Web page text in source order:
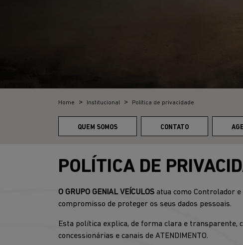
Home Institucional Política de privacidade
QUEM SOMOS CONTATO
POLÍTICA DE
O GRUPO GENIAL VEÍCULOS atua como Controlador
compromisso de proteger os seus dados pessoais.
Esta política explica, de forma clara e transparente,
concessionárias e canais de ATENDIMENTO.